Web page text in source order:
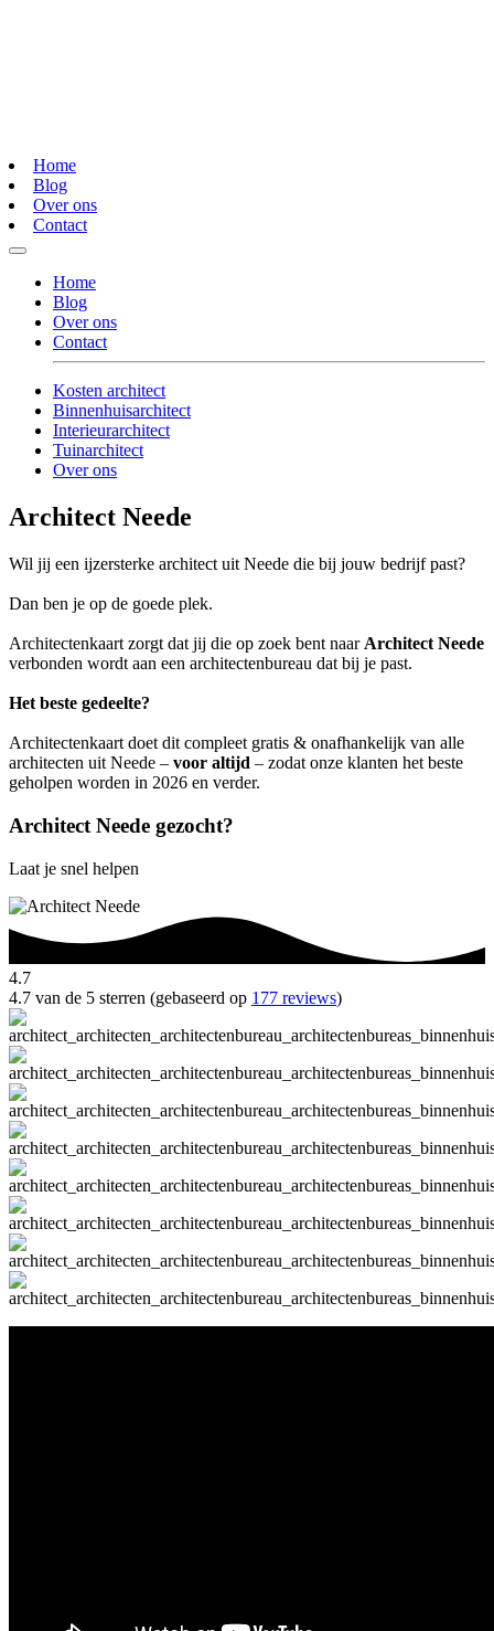
Home
Blog
Over ons
Contact
Home
Blog
Over ons
Contact
Kosten architect
Binnenhuisarchitect
Interieurarchitect
Tuinarchitect
Over ons
Architect Neede
Wil jij een ijzersterke architect uit Neede die bij jouw bedrijf past?
Dan ben je op de goede plek.
Architectenkaart zorgt dat jij die op zoek bent naar Architect Neede
verbonden wordt aan een architectenbureau dat bij je past.
Het beste gedeelte?
Architectenkaart doet dit compleet gratis & onafhankelijk van alle
architecten uit Neede – voor altijd – zodat onze klanten het beste
geholpen worden in 2026 en verder.
Architect Neede gezocht?
Laat je snel helpen
4.7
4.7 van de 5 sterren (gebaseerd op 177 reviews)